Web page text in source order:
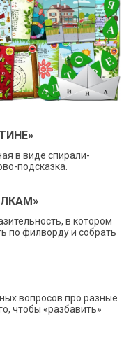
в виде спирали-
подсказка.
в котором
по филворду и собрать
вопросов про разные
чтобы «разбавить»